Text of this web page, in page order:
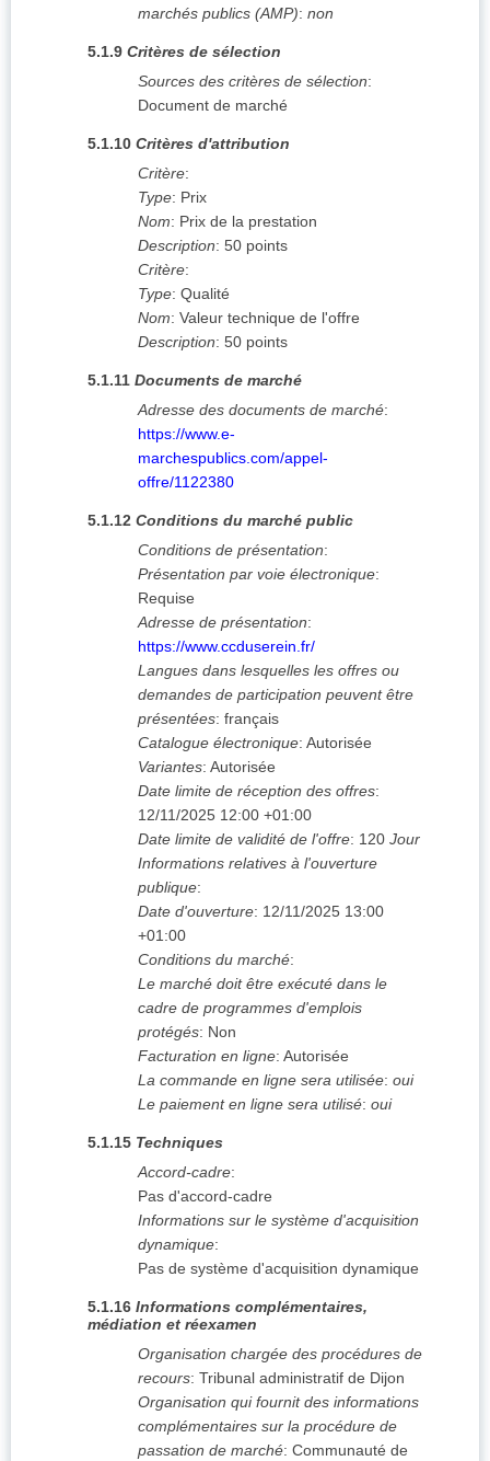
marchés publics (AMP): non
5.1.9 Critères de sélection
Sources des critères de sélection:
Document de marché
5.1.10 Critères d'attribution
Critère:
Type: Prix
Nom: Prix de la prestation
Description: 50 points
Critère:
Type: Qualité
Nom: Valeur technique de l'offre
Description: 50 points
5.1.11 Documents de marché
Adresse des documents de marché:
https://www.e-
marchespublics.com/appel-
offre/1122380
5.1.12 Conditions du marché public
Conditions de présentation:
Présentation par voie électronique:
Requise
Adresse de présentation:
https://www.ccduserein.fr/
Langues dans lesquelles les offres ou
demandes de participation peuvent être
présentées: français
Catalogue électronique: Autorisée
Variantes: Autorisée
Date limite de réception des offres:
12/11/2025 12:00 +01:00
Date limite de validité de l'offre: 120 Jour
Informations relatives à l'ouverture
publique:
Date d'ouverture: 12/11/2025 13:00
+01:00
Conditions du marché:
Le marché doit être exécuté dans le
cadre de programmes d'emplois
protégés: Non
Facturation en ligne: Autorisée
La commande en ligne sera utilisée: oui
Le paiement en ligne sera utilisé: oui
5.1.15 Techniques
Accord-cadre:
Pas d'accord-cadre
Informations sur le système d'acquisition
dynamique:
Pas de système d'acquisition dynamique
5.1.16 Informations complémentaires,
médiation et réexamen
Organisation chargée des procédures de
recours: Tribunal administratif de Dijon
Organisation qui fournit des informations
complémentaires sur la procédure de
passation de marché: Communauté de